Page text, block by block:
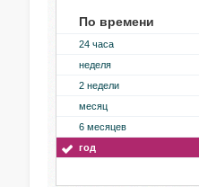
По времени
24 часа
неделя
2 недели
месяц
6 месяцев
год